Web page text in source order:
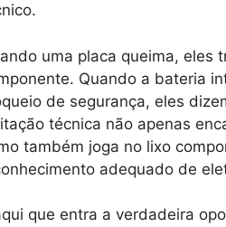
uma placa queima, eles
Quando a bateria
de segurança, eles
técnica não apenas
também joga no lixo
adequado de
que entra a verdadeira